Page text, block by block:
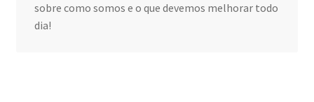
sobre como somos e o que devemos melhorar todo
dia!